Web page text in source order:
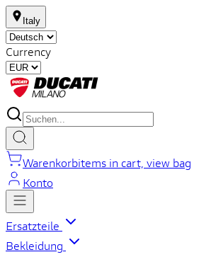
Italy
Currency
Warenkorbitems in cart, view bag
Konto
Ersatzteile
Bekleidung